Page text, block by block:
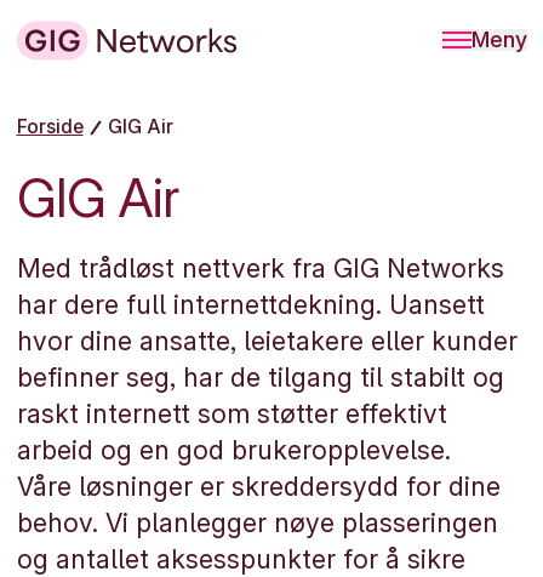
Meny
Forside GIG Air
GIG Air
Med trådløst nettverk fra GIG Networks
har dere full internettdekning. Uansett
hvor dine ansatte, leietakere eller kunder
befinner seg, har de tilgang til stabilt og
raskt internett som støtter effektivt
arbeid og en god brukeropplevelse.
Våre løsninger er skreddersydd for dine
behov. Vi planlegger nøye plasseringen
og antallet aksesspunkter for å sikre